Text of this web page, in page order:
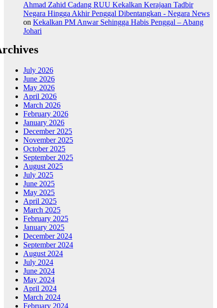
Ahmad Zahid Cadang RUU Kekalkan Kerajaan Tadbir
Negara Hingga Akhir Penggal Dibentangkan - Negara News
on Kekalkan PM Anwar Sehingga Habis Penggal – Abang
Johari
July 2026
June 2026
May 2026
April 2026
March 2026
February 2026
January 2026
December 2025
November 2025
October 2025
September 2025
August 2025
July 2025
June 2025
May 2025
April 2025
March 2025
February 2025
January 2025
December 2024
September 2024
August 2024
July 2024
June 2024
May 2024
April 2024
March 2024
February 2024